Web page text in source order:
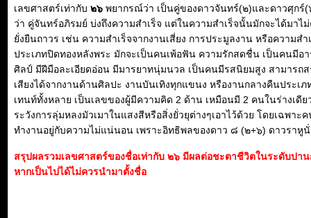
เลขศาสตร์เท่ากับ ๒๖ พยากรณ์ว่า เป็นคู่ของดาวจันทร์(๒)และดาวศุกร์(
ว่า คู่จันทร์อภิรมย์ บ่งถึงความสำเร็จ แต่ในความสำเร็จนั้นมักจะได้มาไ
ยั่งยืนถาวร เช่น ความสำเร็จจากงานเสี่ยง การประมูลงาน หรือความสำ
ประเภทปิดทองหลังพระ มักจะเป็นคนเพ้อฟัน ความรักสดชื่น เป็นคนมีอ
ศิลป์ มีฝีมือละเอียดอ่อน มีมารยาทนุ่มนวล เป็นคนมีรสนิยมสูง สามารถส
เสียงได้จากงานด้านศิลปะ งานบันเทิงทุกแขนง หรืองานกลางคืนประเภ
เทนท์ทั้งหลาย เป็นเลขของผู้มีความคิด 2 ด้าน เหมือนมี 2 คนในร่างเดีย
ระวังการลุ่มหลงมัวเมาในแสงสีหรือสิ่งยั่วยุต่างๆเอาไว้ด้วย โดยเฉพาะ
ทำงานอยู่กับความไม่แน่นอน เพราะอิทธิพลของดาว ๘ (๒+๖) ดาวราหูนั่
สรุปผลรวมเลขศาสตร์ของชื่อเท่ากับ ๒๖ มีผลต่อชะตาชีวิตในระดับปาน
หากเป็นไปได้ไม่ควรนำมาตั้งชื่อ